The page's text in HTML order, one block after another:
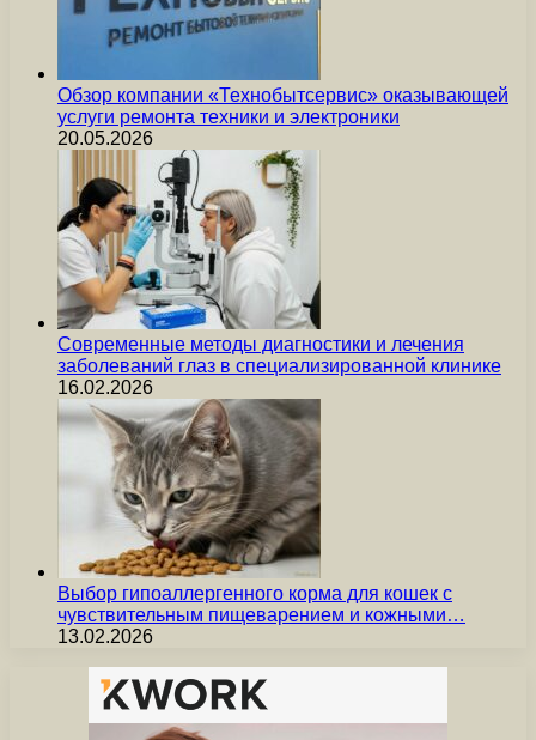
Обзор компании «Технобытсервис» оказывающей
услуги ремонта техники и электроники
20.05.2026
Современные методы диагностики и лечения
заболеваний глаз в специализированной клинике
16.02.2026
Выбор гипоаллергенного корма для кошек с
чувствительным пищеварением и кожными…
13.02.2026